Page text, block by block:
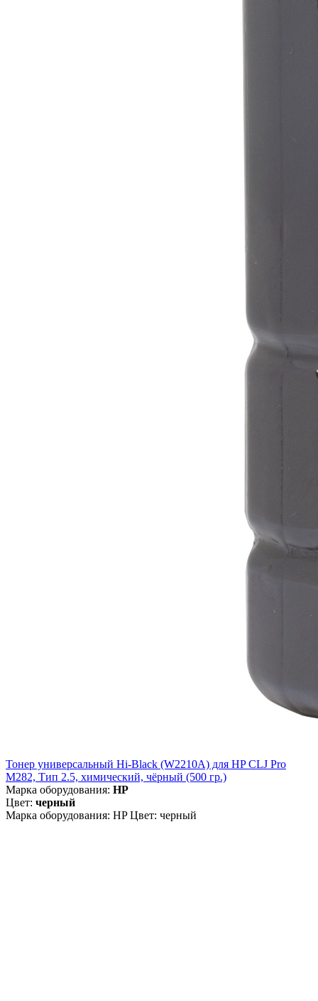
Тонер универсальный Hi-Black (W2210A) для HP CLJ Pro
M282, Тип 2.5, химический, чёрный (500 гр.)
Марка оборудования: HP
Цвет: черный
Марка оборудования: HP Цвет: черный